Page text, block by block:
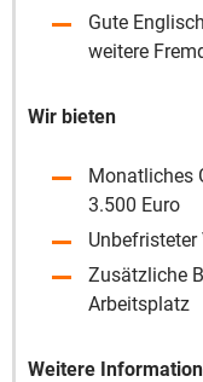
Gute
weitere
Wir bieten
Monatliches
3.500 Euro
Unbefristeter
Zusätzliche
Arbeitsplatz
Weitere